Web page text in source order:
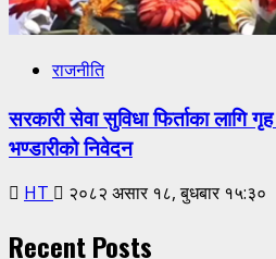
राजनीति
सरकारी सेवा सुविधा फिर्ताका लागि
भण्डारीको निवेदन
HT २०८२ असार १८, बुधबार १५:३०
Recent Posts